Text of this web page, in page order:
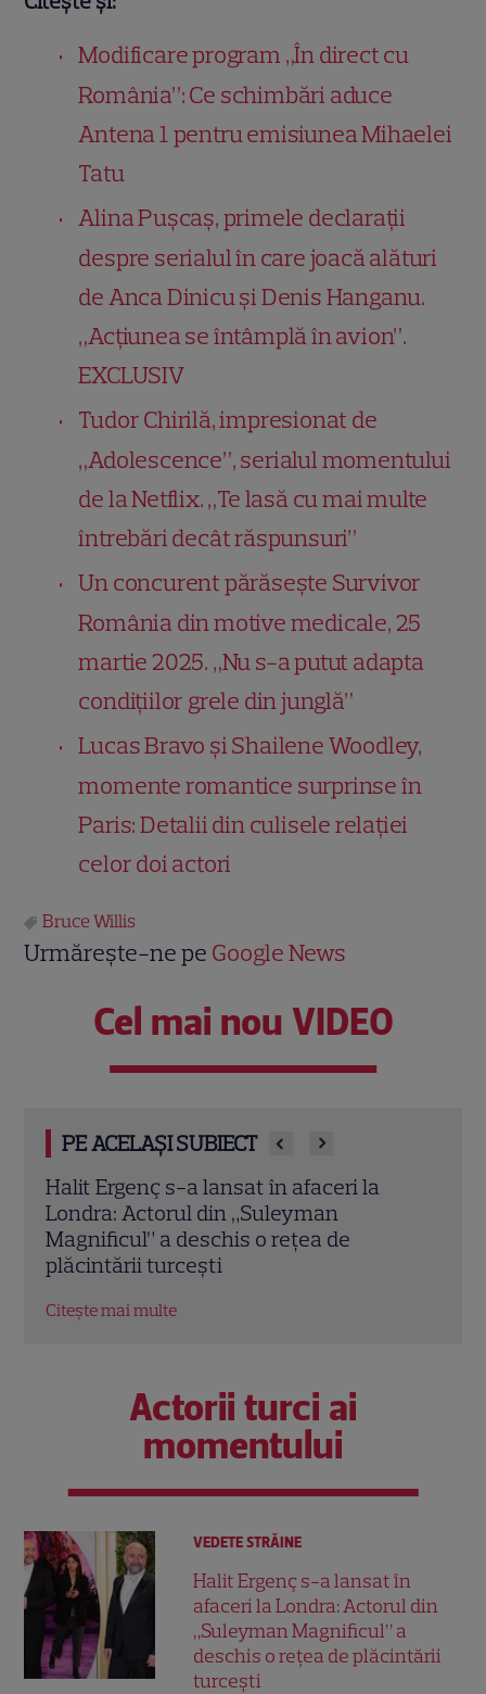
Modificare program „În direct cu
România”: Ce schimbări aduce
Antena 1 pentru emisiunea Mihaelei
Tatu
Alina Pușcaș, primele declarații
despre serialul în care joacă alături
de Anca Dinicu și Denis Hanganu.
„Acțiunea se întâmplă în avion”.
EXCLUSIV
Tudor Chirilă, impresionat de
„Adolescence”, serialul momentului
de la Netflix. „Te lasă cu mai multe
întrebări decât răspunsuri”
Un concurent părăsește Survivor
România din motive medicale, 25
martie 2025. „Nu s-a putut adapta
condițiilor grele din junglă”
Lucas Bravo și Shailene Woodley,
momente romantice surprinse în
Paris: Detalii din culisele relației
celor doi actori
Bruce Willis
Urmărește-ne pe Google News
Cel mai nou VIDEO
PE ACELAȘI SUBIECT
O mai ții minte pe mama lui Stifler din
„American Pie”? Jennifer Coolidge, la 64
de ani, dezvăluie greșeala pe care o
regretă și astăzi
Citește mai multe
Actorii turci ai
momentului
VEDETE STRĂINE
Halit Ergenç s-a lansat în
afaceri la Londra: Actorul din
„Suleyman Magnificul” a
deschis o rețea de plăcintării
turcești